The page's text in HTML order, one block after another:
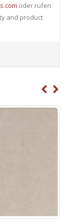
oder rufen
and product